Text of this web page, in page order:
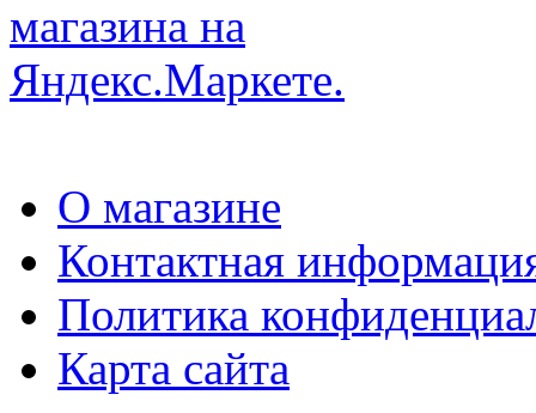
О магазине
Контактная
Политика
Карта сайта